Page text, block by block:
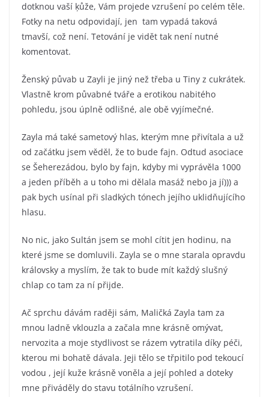
dotknou vaší ķůže, Vám projede vzrušení po celém těle.
Fotky na netu odpovidají, jen tam vypadá taková
tmavší, což není. Tetování je vidět tak není nutné
komentovat.
Ženský půvab u Zayli je jiný než třeba u Tiny z cukrátek.
Vlastně krom půvabné tváře a erotikou nabitého
pohledu, jsou úplně odlišné, ale obě vyjímečné.
Zayla má také sametový hlas, kterým mne přivítala a už
od začátku jsem věděl, že to bude fajn. Odtud asociace
se Šeherezádou, bylo by fajn, kdyby mi vyprávěla 1000
a jeden příběh a u toho mi dělala masáž nebo ja jí))) a
pak bych usínal při sladkých tónech jejího uklidňujícího
hlasu.
No nic, jako Sultán jsem se mohl cítit jen hodinu, na
které jsme se domluvili. Zayla se o mne starala opravdu
královsky a myslím, že tak to bude mít každý slušný
chlap co tam za ní přijde.
Ač sprchu dávám raději sám, Maličká Zayla tam za
mnou ladně vklouzla a začala mne krásně omývat,
nervozita a moje stydlivost se rázem vytratila díky péči,
kterou mi bohatě dávala. Jeji tělo se třpitilo pod tekoucí
vodou , její kuže krásně voněla a její pohled a doteky
mne přiváděly do stavu totálního vzrušení.